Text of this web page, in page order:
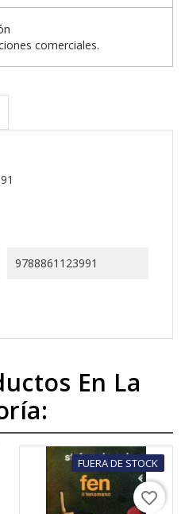
comerciales.
9788861123991
En La
FUERA DE STOCK
favorite_border